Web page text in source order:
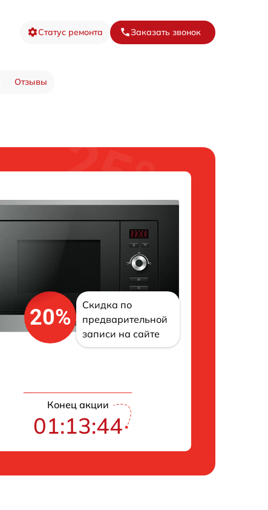
Статус ремонта Заказать звонок
Отзывы
20%
Скидка по
предварительной
записи на сайте
Конец акции
01:13:43